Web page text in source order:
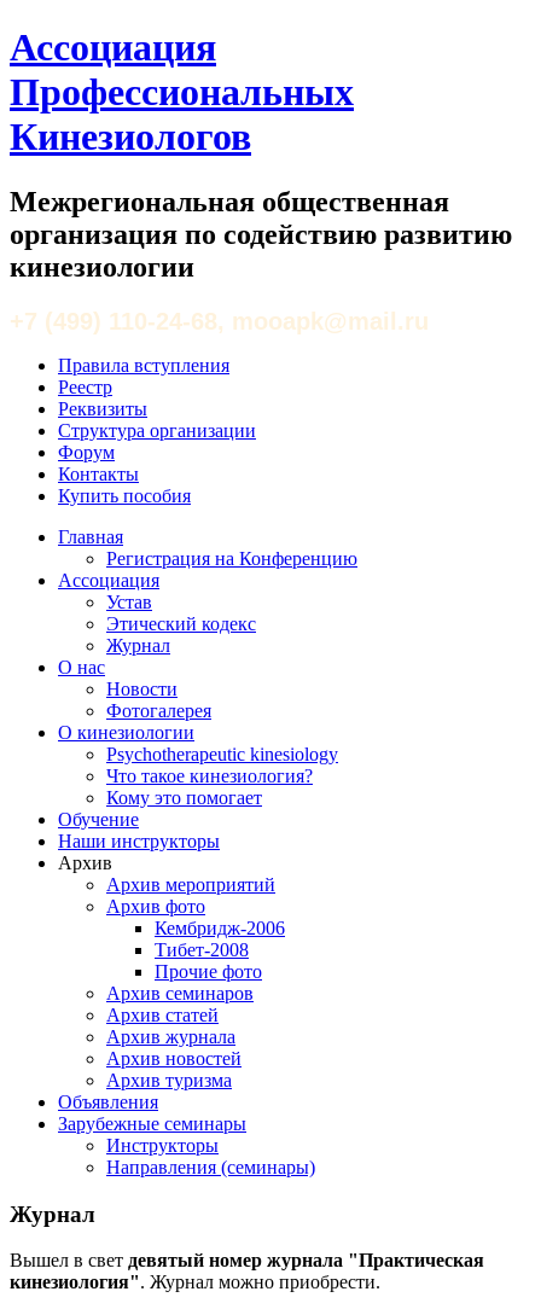
Ассоциация
Профессиональных
Кинезиологов
Межрегиональная общественная
организация по содействию развитию
кинезиологии
+7 (499) 110-24-68, mooapk@mail.ru
Правила вступления
Реестр
Реквизиты
Структура организации
Форум
Контакты
Купить пособия
Главная
Регистрация на Конференцию
Ассоциация
Устав
Этический кодекс
Журнал
О нас
Новости
Фотогалерея
О кинезиологии
Psychotherapeutic kinesiology
Что такое кинезиология?
Кому это помогает
Обучение
Наши инструкторы
Архив
Архив мероприятий
Архив фото
Кембридж-2006
Тибет-2008
Прочие фото
Архив семинаров
Архив статей
Архив журнала
Архив новостей
Архив туризма
Объявления
Зарубежные семинары
Инструкторы
Направления (семинары)
Журнал
Вышел в свет девятый номер журнала "Практическая
кинезиология". Журнал можно приобрести.